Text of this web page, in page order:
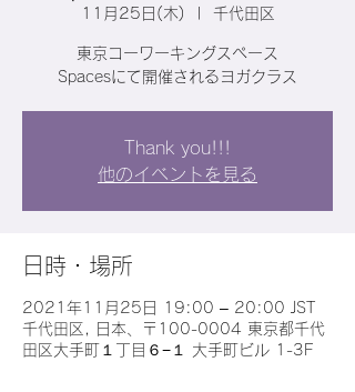
11月25日(木) 千代田区
東京コーワーキングスペース
Spacesにて開催されるヨガクラス
Thank you!!!
他のイベントを見る
日時・場所
2021年11月25日 19:00 – 20:00 JST
千代田区, 日本、〒100-0004 東京都千代
田区大手町１丁目６−１ 大手町ビル 1-3F